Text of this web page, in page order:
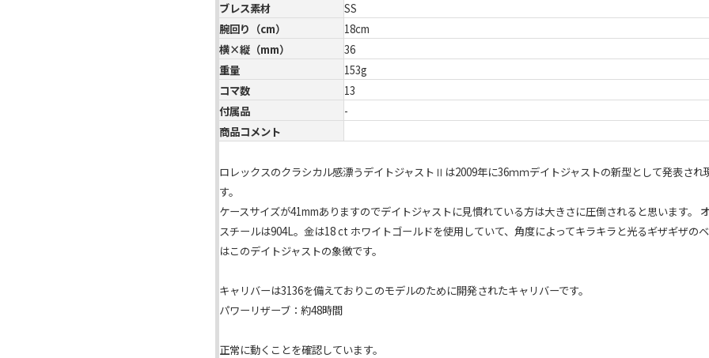
ブレス素材
SS
腕回り（cm）
18cm
横×縦（mm）
36
重量
153g
コマ数
13
付属品
-
商品コメント
ロレックスのクラシカル感漂うデイトジャストⅡは2009年に36ｍｍデイトジャストの新型として発表され
す。
ケースサイズが41mmありますのでデイトジャストに見慣れている方は大きさに圧倒されると思います。
スチールは904L。金は18 ct ホワイトゴールドを使用していて、角度によってキラキラと光るギザギザの
はこのデイトジャストの象徴です。
キャリバーは3136を備えておりこのモデルのために開発されたキャリバーです。
パワーリザーブ：約48時間
正常に動くことを確認しています。